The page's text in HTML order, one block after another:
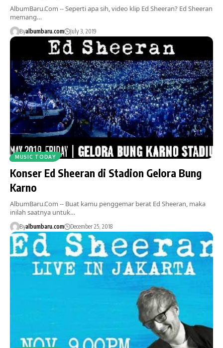
AlbumBaru.Com -- Seperti apa sih, video klip Ed Sheeran? Ed Sheeran
memang…
Byalbumbaru.com July 3, 2019
MUSIC TODAY
Konser Ed Sheeran di Stadion Gelora Bung
Karno
AlbumBaru.Com -- Buat kamu penggemar berat Ed Sheeran, maka
inilah saatnya untuk…
Byalbumbaru.com December 25, 2018